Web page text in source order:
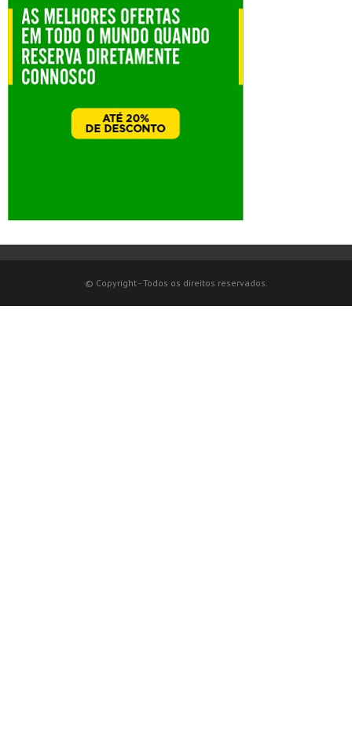
© Copyright - Todos os direitos reservados.